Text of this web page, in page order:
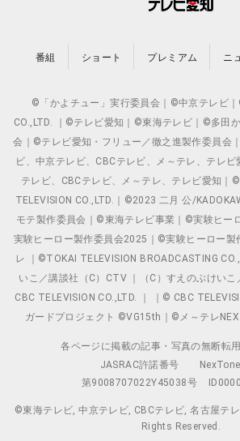
番組 ショート プレミアム ニ
©「かよチュー」実行委員会｜©中京テレビ｜
CO.,LTD. ｜©テレビ愛知｜©東海テレビ｜©多田
会｜©テレビ愛知・フリュー／徹之進製作委員会
ビ、中京テレビ、CBCテレビ、メ～テレ、テレ
テレビ、CBCテレビ、メ～テレ、テレビ愛知
TELEVISION CO.,LTD.｜©2023 二月 公/
モテ製作委員会｜©東海テレビ事業｜©実験ヒー
実験ヒーロー製作委員会2025｜©実験ヒーロー
レ ｜©TOKAI TELEVISION BROADCASTING
いこ／講談社（C）CTV ｜（C）すえのぶけい
CBC TELEVISION CO.,LTD. ｜ ｜© CBC
ガードプロジェクト ©VG15th｜©メ～テレ
各ページに掲載の記事・写真の無断転用
JASRAC許諾番号
第9008707022Y45038号
©東海テレビ, 中京テレビ, CBCテレビ, 名古屋テ
Rights Reserved.